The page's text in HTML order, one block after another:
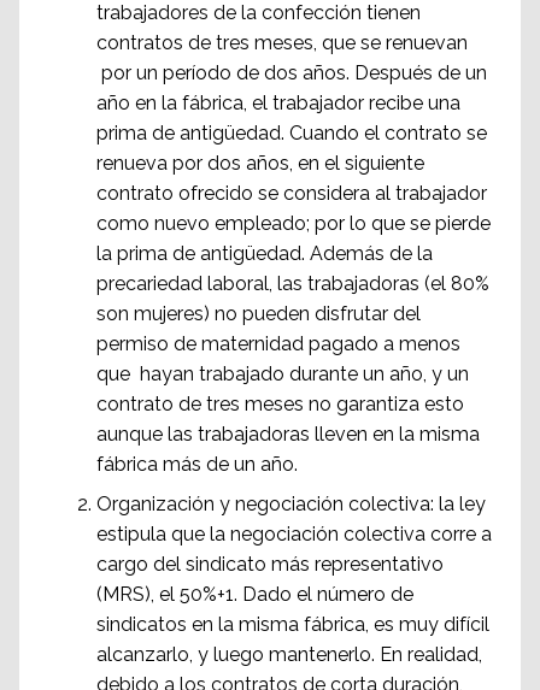
trabajadores de la confección tienen
contratos de tres meses, que se renuevan
por un período de dos años. Después de un
año en la fábrica, el trabajador recibe una
prima de antigüedad. Cuando el contrato se
renueva por dos años, en el siguiente
contrato ofrecido se considera al trabajador
como nuevo empleado; por lo que se pierde
la prima de antigüedad. Además de la
precariedad laboral, las trabajadoras (el 80%
son mujeres) no pueden disfrutar del
permiso de maternidad pagado a menos
que hayan trabajado durante un año, y un
contrato de tres meses no garantiza esto
aunque las trabajadoras lleven en la misma
fábrica más de un año.
Organización y negociación colectiva: la ley
estipula que la negociación colectiva corre a
cargo del sindicato más representativo
(MRS), el 50%+1. Dado el número de
sindicatos en la misma fábrica, es muy difícil
alcanzarlo, y luego mantenerlo. En realidad,
debido a los contratos de corta duración,